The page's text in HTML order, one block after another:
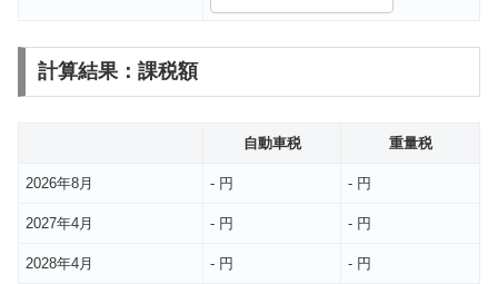
計算結果：課税額
自動車税 重量税
2026年8月 - 円 - 円
2027年4月 - 円 - 円
2028年4月 - 円 - 円